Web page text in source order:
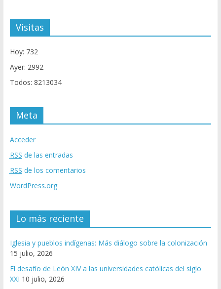
Visitas
Hoy: 732
Ayer: 2992
Todos: 8213034
Meta
Acceder
RSS de las entradas
RSS de los comentarios
WordPress.org
Lo más reciente
Iglesia y pueblos indígenas: Más diálogo sobre la colonización
15 julio, 2026
El desafío de León XIV a las universidades católicas del siglo
XXI 10 julio, 2026